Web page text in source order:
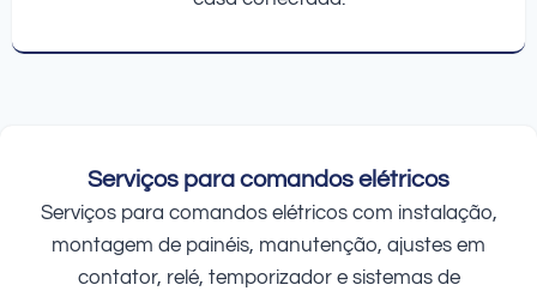
Serviços para comandos elétricos
Serviços para comandos elétricos com instalação,
montagem de painéis, manutenção, ajustes em
contator, relé, temporizador e sistemas de